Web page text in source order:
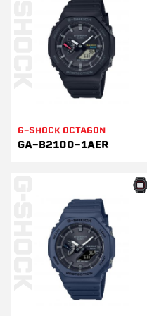
G-SHOCK OCTAGON
GA-B2100-1AER